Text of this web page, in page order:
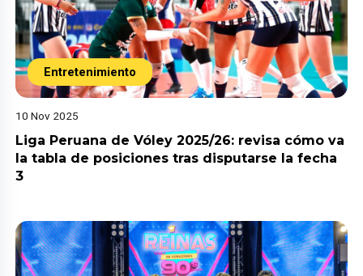
Entretenimiento
10 Nov 2025
Liga Peruana de Vóley 2025/26: revisa cómo va
la tabla de posiciones tras disputarse la fecha
3